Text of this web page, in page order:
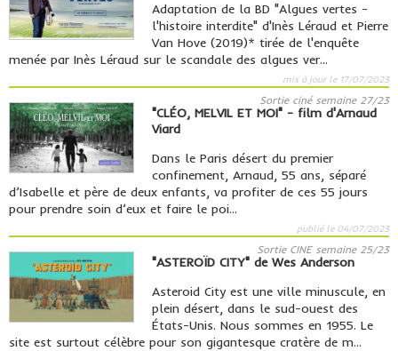
Adaptation de la BD "Algues vertes -
l'histoire interdite" d'Inès Léraud et Pierre
Van Hove (2019)* tirée de l'enquête
menée par Inès Léraud sur le scandale des algues ver...
mis à jour le 17/07/2023
Sortie ciné semaine 27/23
"CLÉO, MELVIL ET MOI" - film d'Arnaud
Viard
Dans le Paris désert du premier
confinement, Arnaud, 55 ans, séparé
d’Isabelle et père de deux enfants, va profiter de ces 55 jours
pour prendre soin d’eux et faire le poi...
publié le 04/07/2023
Sortie CINE semaine 25/23
"ASTEROÏD CITY" de Wes Anderson
Asteroid City est une ville minuscule, en
plein désert, dans le sud-ouest des
États-Unis. Nous sommes en 1955. Le
site est surtout célèbre pour son gigantesque cratère de m...